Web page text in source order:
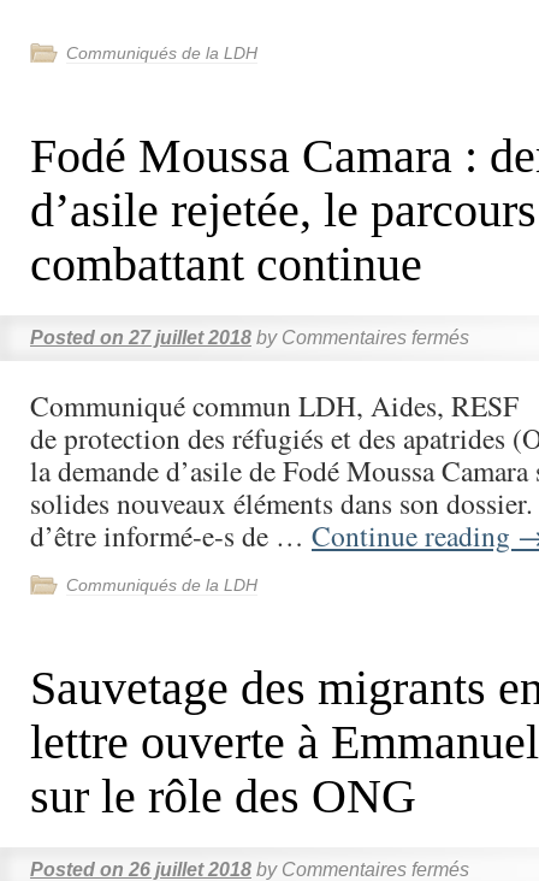
Communiqués de la LDH
Fodé Moussa Camara :
d’asile rejetée, le
combattant continue
Posted on 27 juillet 2018 by Commentaires fermés
Communiqué commun LDH, Aides, RESF
de protection des réfugiés et des apatrides
la demande d’asile de Fodé Moussa Camara
solides nouveaux éléments dans son
d’être informé-e-s de … Continue reading
Communiqués de la LDH
Sauvetage des migrants
lettre ouverte à
sur le rôle des ONG
Posted on 26 juillet 2018 by Commentaires fermés